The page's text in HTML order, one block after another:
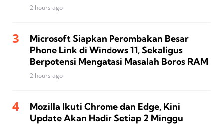
2 hours ago
Microsoft Siapkan Perombakan Besar
Phone Link di Windows 11, Sekaligus
Berpotensi Mengatasi Masalah Boros RAM
2 hours ago
Mozilla Ikuti Chrome dan Edge, Kini
Update Akan Hadir Setiap 2 Minggu